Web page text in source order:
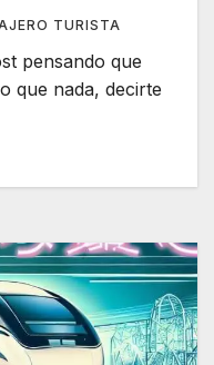
TURISTA
pensando que
que nada, decirte